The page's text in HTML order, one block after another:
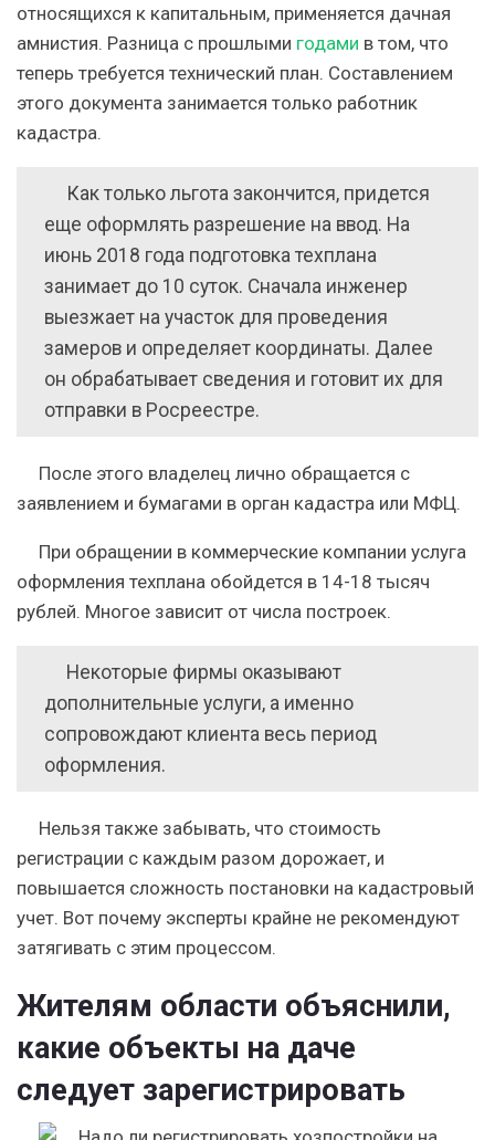
относящихся к капитальным, применяется дачная
амнистия. Разница с прошлыми годами в том, что
теперь требуется технический план. Составлением
этого документа занимается только работник
кадастра.
Как только льгота закончится, придется
еще оформлять разрешение на ввод. На
июнь 2018 года подготовка техплана
занимает до 10 суток. Сначала инженер
выезжает на участок для проведения
замеров и определяет координаты. Далее
он обрабатывает сведения и готовит их для
отправки в Росреестре.
После этого владелец лично обращается с
заявлением и бумагами в орган кадастра или МФЦ.
При обращении в коммерческие компании услуга
оформления техплана обойдется в 14-18 тысяч
рублей. Многое зависит от числа построек.
Некоторые фирмы оказывают
дополнительные услуги, а именно
сопровождают клиента весь период
оформления.
Нельзя также забывать, что стоимость
регистрации с каждым разом дорожает, и
повышается сложность постановки на кадастровый
учет. Вот почему эксперты крайне не рекомендуют
затягивать с этим процессом.
Жителям области объяснили,
какие объекты на даче
следует зарегистрировать